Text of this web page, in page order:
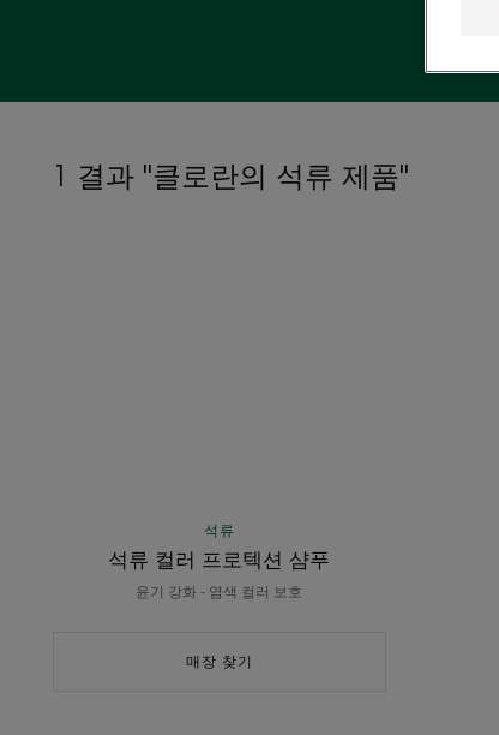
1 결과 "클로란의 석류 제품"
푸
석류
석류 컬러 프로텍션 샴푸
윤기 강화 - 염색 컬러 보호
매장 찾기